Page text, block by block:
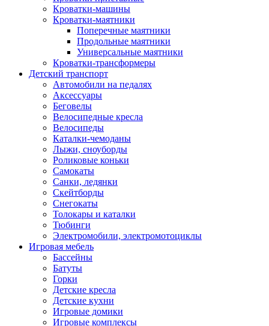
Кроватки-машины
Кроватки-маятники
Поперечные маятники
Продольные маятники
Универсальные маятники
Кроватки-трансформеры
Детский транспорт
Автомобили на педалях
Аксессуары
Беговелы
Велосипедные кресла
Велосипеды
Каталки-чемоданы
Лыжи, сноуборды
Роликовые коньки
Самокаты
Санки, ледянки
Скейтборды
Снегокаты
Толокары и каталки
Тюбинги
Электромобили, электромотоциклы
Игровая мебель
Бассейны
Батуты
Горки
Детские кресла
Детские кухни
Игровые домики
Игровые комплексы